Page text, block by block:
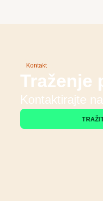
Kontakt
Traženje
Kontaktirajte